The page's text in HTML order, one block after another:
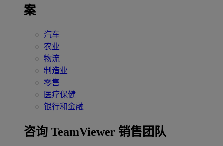
案
汽车
农业
物流
制造业
零售
医疗保健
银行和金融
咨询 TeamViewer 销售团队